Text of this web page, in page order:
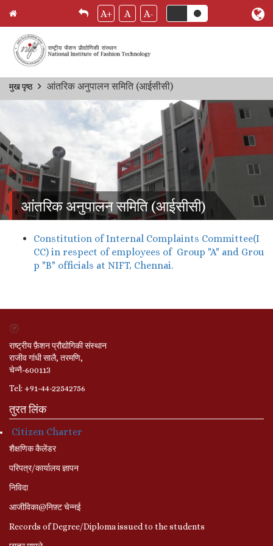
Skip
A+ A A-
Breadcrumb
मुख पृष्ठ आंतरिक अनुपालन समिति (आईसीसी)
आंतरिक अनुपालन समिति (आईसीसी)
Constitution of Internal Complaints Committee(I
CC) in respect of employees of Group "A" and Grou
p "B" officials at NIFT, Chennai.
राष्ट्रीय फ़ैशन प्रौद्योगिकी संस्थान
राजीव गांधी सालै, तरमणि,
चेन्नै-600113
Tel: +91-44-22542756
तुरत लिंक
Citizen Charter
शैक्षणिक कैलेंडर
परिपत्र/कार्यालय ज्ञापन
निविदा
आजीविका@निफ़्ट चेन्नई
Records of Degree/Diploma issued to the students